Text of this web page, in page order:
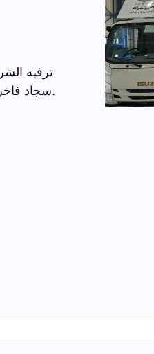
مسرحًا، شاشة عملاقة، كراسي VIP، سجاد فاخر، وحواجز مذهبة، في أجواء راقية تعكس الاحترافية.